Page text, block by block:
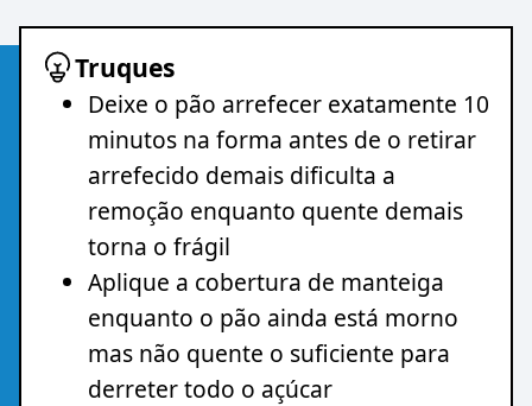
Truques
Deixe o pão arrefecer exatamente 10
minutos na forma antes de o retirar
arrefecido demais dificulta a
remoção enquanto quente demais
torna o frágil
Aplique a cobertura de manteiga
enquanto o pão ainda está morno
mas não quente o suficiente para
derreter todo o açúcar